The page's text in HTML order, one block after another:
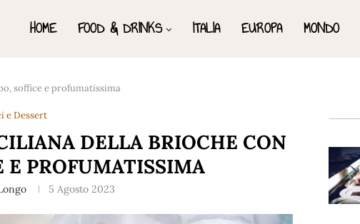
HOME FOOD & DRINKS ITALIA EUROPA MONDO
soffice e profumatissima
e Dessert
DELLA BRIOCHE CON
E PROFUMATISSIMA
5 Agosto 2023